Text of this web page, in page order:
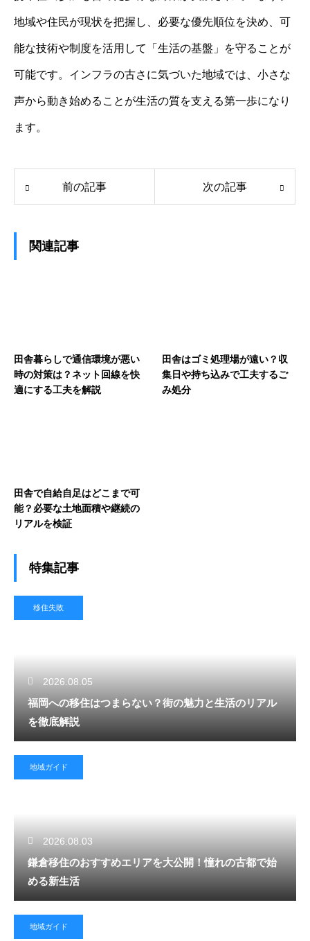
地域や住民が現状を把握し、必要な優先順位を決め、可
能な技術や制度を活用して「生活の基盤」を守ることが
可能です。インフラの古さに気づいた地域では、小さな
声から動き始めることが生活の質を支える第一歩になり
ます。
前の記事 次の記事
関連記事
田舎暮らしで通信環境が悪い
時の対策は？ネット回線を快
適にする工夫を解説
田舎はゴミ処理場が遠い？収
集日や持ち込みで工夫するご
み処分
田舎で自給自足はどこまで可
能？必要な土地面積や継続の
リアルを検証
特集記事
移住失敗
2026.08.05
福岡への移住はつまらない？街の魅力と生活のリアル
を徹底解説
地域ガイド
2026.08.03
鎌倉移住のおすすめエリアを大公開！憧れの古都で始
める新生活
地域ガイド